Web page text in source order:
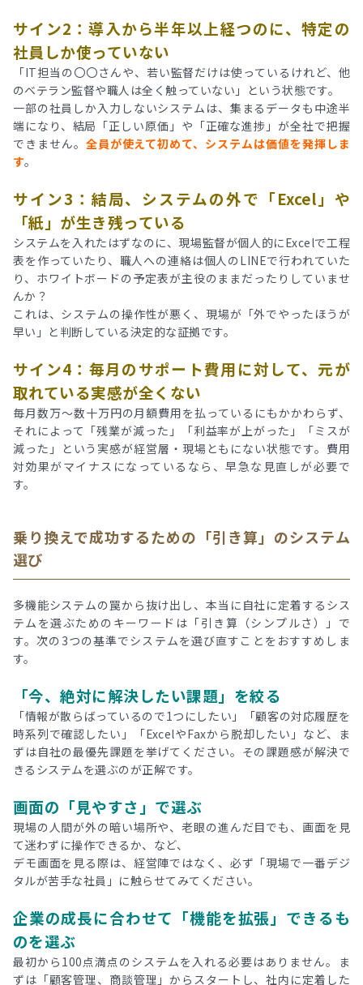
サイン2：導入から半年以上経つのに、特定の
社員しか使っていない
「IT担当の〇〇さんや、若い監督だけは使っているけれど、他
のベテラン監督や職人は全く触っていない」という状態です。
一部の社員しか入力しないシステムは、集まるデータも中途半
端になり、結局「正しい原価」や「正確な進捗」が全社で把握
できません。 全員が使えて初めて、システムは価値を発揮しま
す。
サイン3：結局、システムの外で「Excel」や
「紙」が生き残っている
システムを入れたはずなのに、現場監督が個人的にExcelで工程
表を作っていたり、職人への連絡は個人のLINEで行われていた
り、ホワイトボードの予定表が主役のままだったりしていませ
んか？
これは、システムの操作性が悪く、現場が「外でやったほうが
早い」と判断している決定的な証拠です。
サイン4：毎月のサポート費用に対して、元が
取れている実感が全くない
毎月数万〜数十万円の月額費用を払っているにもかかわらず、
それによって「残業が減った」「利益率が上がった」「ミスが
減った」という実感が経営層・現場ともにない状態です。費用
対効果がマイナスになっているなら、早急な見直しが必要で
す。
乗り換えで成功するための「引き算」のシステム
選び
多機能システムの罠から抜け出し、本当に自社に定着するシス
テムを選ぶためのキーワードは「引き算（シンプルさ）」で
す。次の3つの基準でシステムを選び直すことをおすすめしま
す。
「今、絶対に解決したい課題」を絞る
「情報が散らばっているので1つにしたい」「顧客の対応履歴を
時系列で確認したい」「ExcelやFaxから脱却したい」など、ま
ずは自社の最優先課題を挙げてください。その課題感が解決で
きるシステムを選ぶのが正解です。
画面の「見やすさ」で選ぶ
現場の人間が外の暗い場所や、老眼の進んだ目でも、画面を見
て迷わずに操作できるか、など、
デモ画面を見る際は、経営陣ではなく、必ず「現場で一番デジ
タルが苦手な社員」に触らせてみてください。
企業の成長に合わせて「機能を拡張」できるも
のを選ぶ
最初から100点満点のシステムを入れる必要はありません。ま
ずは「顧客管理、商談管理」からスタートし、社内に定着した